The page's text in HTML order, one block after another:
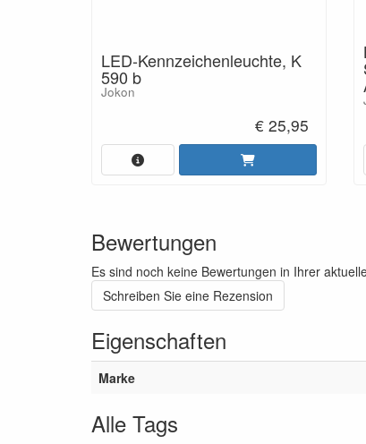
LED-Kennzeichenleuchte, K
590 b
Jokon
€ 25,95
Bewertungen
Es sind noch keine Bewertungen in Ihrer
Schreiben Sie eine Rezension
Eigenschaften
Marke
Alle Tags